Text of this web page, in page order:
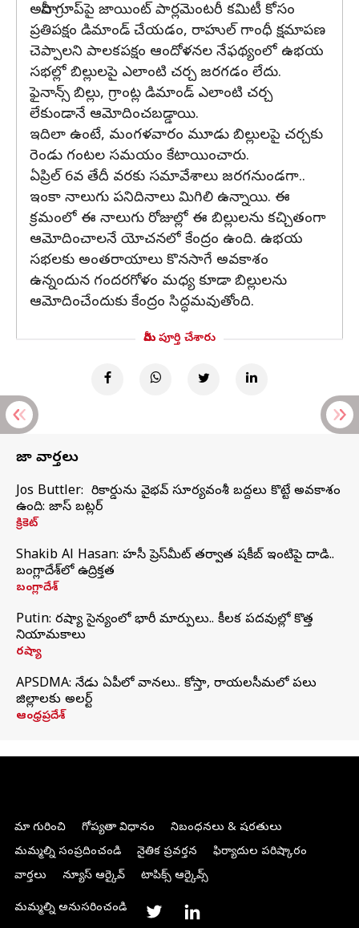
అదానీ గ్రూప్‌పై జాయింట్ పార్లమెంటరీ కమిటీ కోసం
ప్రతిపక్షం డిమాండ్ చేయడం, రాహుల్ గాంధీ క్షమాపణ
చెప్పాలని పాలకపక్షం ఆందోళనల నేఫథ్యంలో ఉభయ
సభల్లో బిల్లులపై ఎలాంటి చర్చ జరగడం లేదు.
ఫైనాన్స్ బిల్లు, గ్రాంట్ల డిమాండ్ ఎలాంటి చర్చ
లేకుండానే ఆమోదించబడ్డాయి.
ఇదిలా ఉంటే, మంగళవారం మూడు బిల్లులపై చర్చకు
రెండు గంటల సమయం కేటాయించారు.
ఏప్రిల్ 6వ తేదీ వరకు సమావేశాలు జరగనుండగా..
ఇంకా నాలుగు పనిదినాలు మిగిలి ఉన్నాయి. ఈ
క్రమంలో ఈ నాలుగు రోజుల్లో ఈ బిల్లులను కచ్చితంగా
ఆమోదించాలనే యోచనలో కేంద్రం ఉంది. ఉభయ
సభలకు అంతరాయాలు కొనసాగే అవకాశం
ఉన్నందున గందరగోళం మధ్య కూడా బిల్లులను
ఆమోదించేందుకు కేంద్రం సిద్ధమవుతోంది.
మీరు పూర్తి చేశారు
తాజా వార్తలు
Jos Buttler: నా రికార్డును వైభవ్ సూర్యవంశీ బద్దలు కొట్టే అవకాశం
ఉంది: జాస్ బట్లర్
క్రికెట్
Shakib Al Hasan: హసీనా ప్రెస్‌మీట్‌ తర్వాత షకీబ్‌ ఇంటిపై దాడి..
బంగ్లాదేశ్‌లో ఉద్రిక్తత
బంగ్లాదేశ్
Putin: రష్యా సైన్యంలో భారీ మార్పులు.. కీలక పదవుల్లో కొత్త
నియామకాలు
రష్యా
APSDMA: నేడు ఏపీలో వానలు.. కోస్తా, రాయలసీమలో పలు
జిల్లాలకు అలర్ట్
ఆంధ్రప్రదేశ్
మా గురించి గోప్యతా విధానం
నిబంధనలు & షరతులు
మమ్మల్ని సంప్రదించండి
నైతిక ప్రవర్తన
ఫిర్యాదుల పరిష్కారం
వార్తలు
న్యూస్ ఆర్కైవ్ టాపిక్స్ ఆర్కైవ్స్
మమ్మల్ని అనుసరించండి